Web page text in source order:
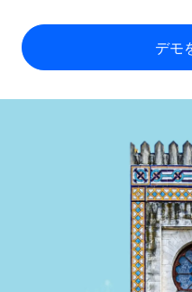
Contractor of
世界中の契約社員と法令
複雑な雇用関連業務を外
Remote統合
人事機能をワークフロー
Remoteを他社と比較
スタートアップ
成長中の企業向けのアジ
ミッドマーケット
カスタマイズされた人事
従業員コスト計算ツ
グローバルな契約社員向
リサーチおよびガイド
English
デモ